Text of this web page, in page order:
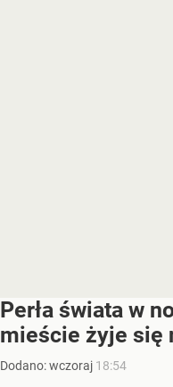
Perła świata w
mieście żyje się
Dodano:wczoraj 18:54